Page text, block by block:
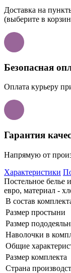
Доставка на
(выберите в
Безопасная
Оплата курьеру
Гарантия
Напрямую от
Характеристики
Постельное белье
евро, материал -
В состав
Размер простыни
Размер
Наволочки в
Общие
Размер комплекта
Страна